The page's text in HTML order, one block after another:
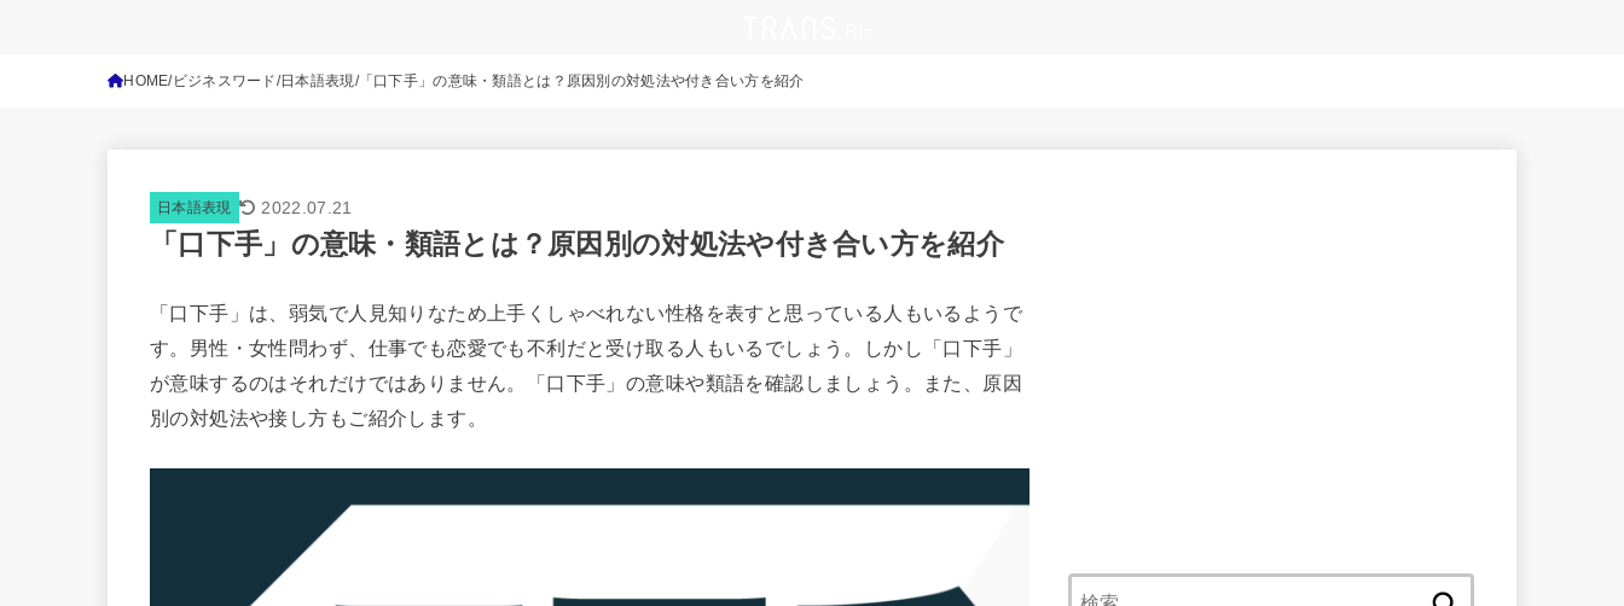
HOME ビジネスワード 日本語表現 「口下手」の意味・類語とは？原因別の対処法や付き合い方を紹介
日本語表現 2022.07.21
「口下手」の意味・類語とは？原因別の対処法や付き合い方を紹介
「口下手」は、弱気で人見知りなため上手くしゃべれない性格を表すと思っている人もいるようで
す。男性・女性問わず、仕事でも恋愛でも不利だと受け取る人もいるでしょう。しかし「口下手」
が意味するのはそれだけではありません。「口下手」の意味や類語を確認しましょう。また、原因
別の対処法や接し方もご紹介します。